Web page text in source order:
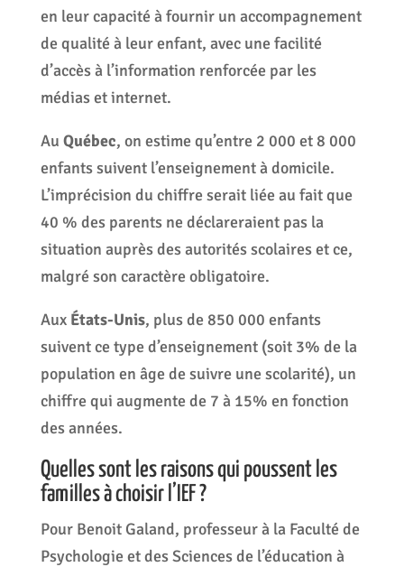
en leur capacité à fournir un accompagnement
de qualité à leur enfant, avec une facilité
d’accès à l’information renforcée par les
médias et internet.
Au Québec, on estime qu’entre 2 000 et 8 000
enfants suivent l’enseignement à domicile.
L’imprécision du chiffre serait liée au fait que
40 % des parents ne déclareraient pas la
situation auprès des autorités scolaires et ce,
malgré son caractère obligatoire.
Aux États-Unis, plus de 850 000 enfants
suivent ce type d’enseignement (soit 3% de la
population en âge de suivre une scolarité), un
chiffre qui augmente de 7 à 15% en fonction
des années.
Quelles sont les raisons qui poussent les
familles à choisir l’IEF ?
Pour Benoit Galand, professeur à la Faculté de
Psychologie et des Sciences de l’éducation à